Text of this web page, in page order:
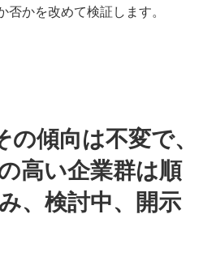
かを改めて検証します。
傾向は不変で、
高い企業群は順
、検討中、開示